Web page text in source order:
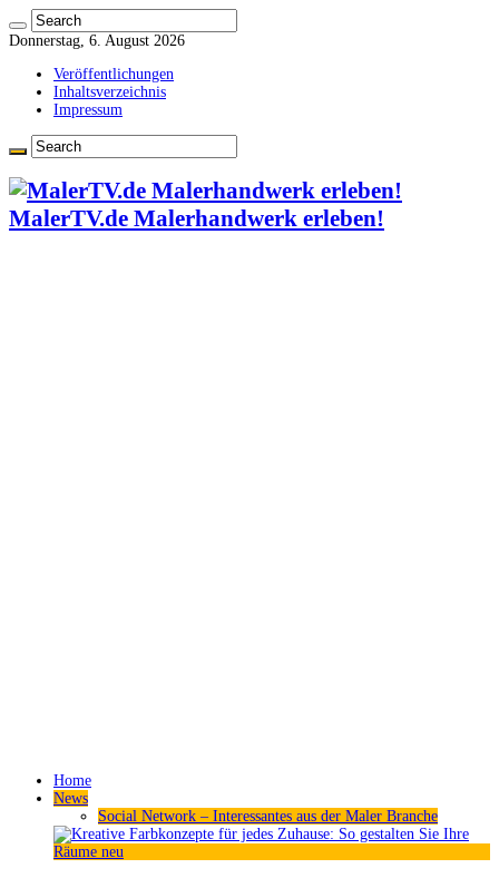
Donnerstag, 6. August 2026
Veröffentlichungen
Inhaltsverzeichnis
Impressum
MalerTV.de Malerhandwerk erleben!
Home
News
Social Network – Interessantes aus der Maler Branche